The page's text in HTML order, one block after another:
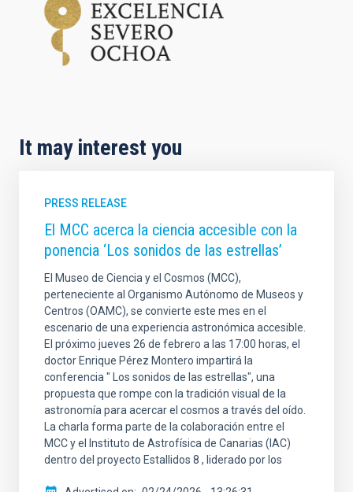
It may interest you
PRESS RELEASE
El MCC acerca la ciencia accesible con la
ponencia ‘Los sonidos de las estrellas’
El Museo de Ciencia y el Cosmos (MCC),
perteneciente al Organismo Autónomo de Museos y
Centros (OAMC), se convierte este mes en el
escenario de una experiencia astronómica accesible.
El próximo jueves 26 de febrero a las 17:00 horas, el
doctor Enrique Pérez Montero impartirá la
conferencia " Los sonidos de las estrellas", una
propuesta que rompe con la tradición visual de la
astronomía para acercar el cosmos a través del oído.
La charla forma parte de la colaboración entre el
MCC y el Instituto de Astrofísica de Canarias (IAC)
dentro del proyecto Estallidos 8 , liderado por los